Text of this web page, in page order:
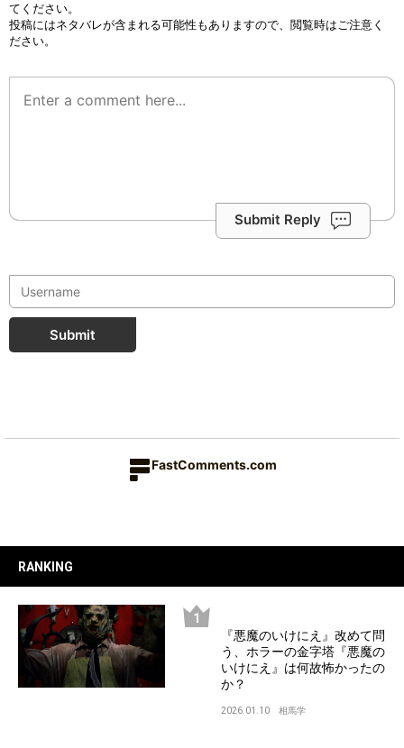
てください。
投稿にはネタバレが含まれる可能性もありますので、閲覧時はご注意く
ださい。
Submit Reply
Submit
FastComments.com
RANKING
『悪魔のいけにえ』改めて問
う、ホラーの金字塔『悪魔の
いけにえ』は何故怖かったの
か？
2026.01.10 相馬学